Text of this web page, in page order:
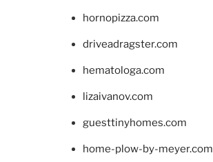
hornopizza.com
driveadragster.com
hematologa.com
lizaivanov.com
guesttinyhomes.com
home-plow-by-meyer.com